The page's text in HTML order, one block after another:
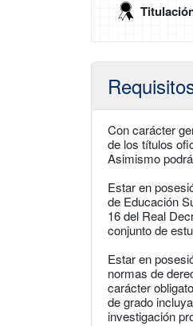
Con carácter
de los títulos
Asimismo
Estar en
de Educación
16 del Real
conjunto de
Estar en
normas de
carácter
de grado
investigación